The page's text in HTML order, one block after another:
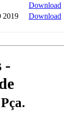
Download
2019 Download
-